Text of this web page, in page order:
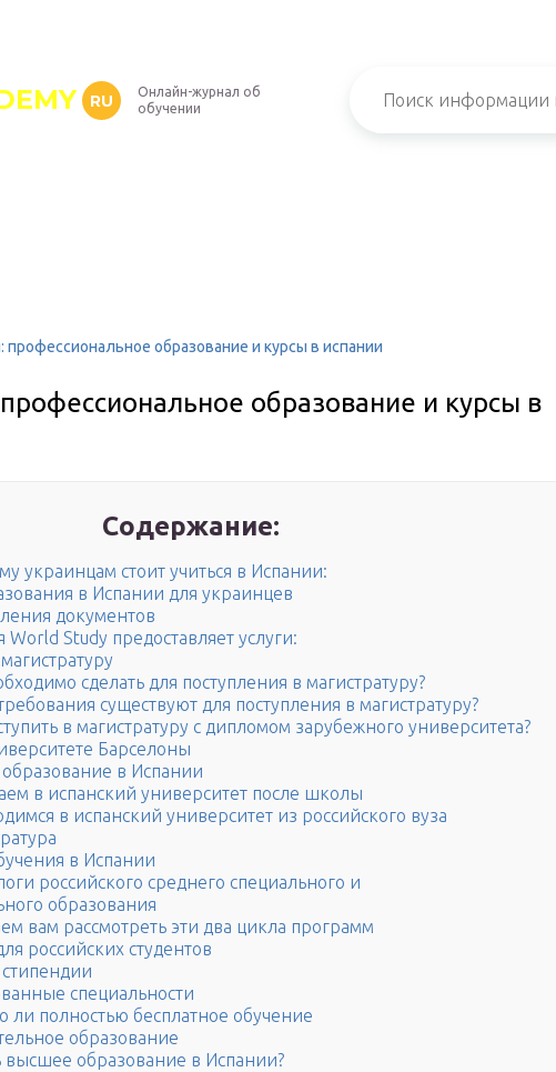
RU
Онлайн-журнал об
обучении
профессиональное образование и курсы в испании
образование и курсы в
Содержание:
украинцам стоит учиться в Испании:
в Испании для украинцев
документов
World Study предоставляет услуги:
сделать для поступления в магистратуру?
существуют для поступления в магистратуру?
в магистратуру с дипломом зарубежного университета?
Барселоны
образование в Испании
в испанский университет после школы
в испанский университет из российского вуза
в Испании
российского среднего специального и
образования
вам рассмотреть эти два цикла программ
российских студентов
специальности
ли полностью бесплатное обучение
образование
высшее образование в Испании?